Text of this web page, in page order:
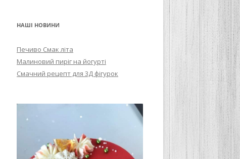
НАШІ НОВИНИ
Печиво Смак літа
Малиновий пиріг на йогурті
Смачний рецепт для 3Д фігурок